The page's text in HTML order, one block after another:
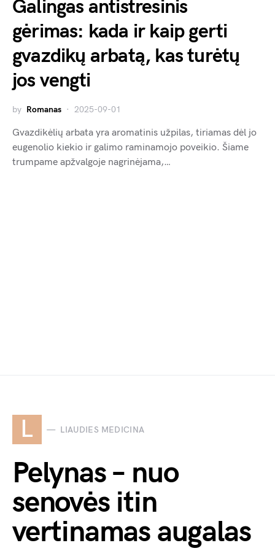
Galingas antistresinis
gėrimas: kada ir kaip gerti
gvazdikų arbatą, kas turėtų
jos vengti
by Romanas 2025-09-01
Gvazdikėlių arbata yra aromatinis užpilas, tiriamas dėl jo
eugenolio kiekio ir galimo raminamojo poveikio. Šiame
trumpame apžvalgoje nagrinėjama,…
L LIAUDIES MEDICINA
Pelynas – nuo
senovės itin
vertinamas augalas